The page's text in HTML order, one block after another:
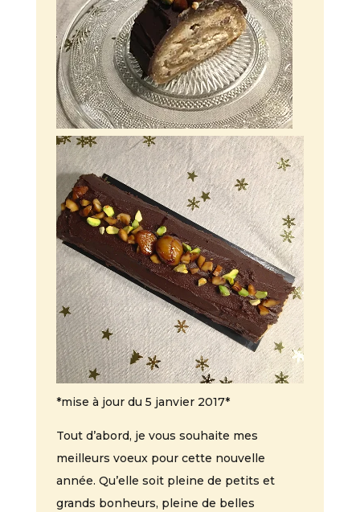
*mise à jour du 5 janvier 2017*
Tout d’abord, je vous souhaite mes
meilleurs voeux pour cette nouvelle
année. Qu’elle soit pleine de petits et
grands bonheurs, pleine de belles